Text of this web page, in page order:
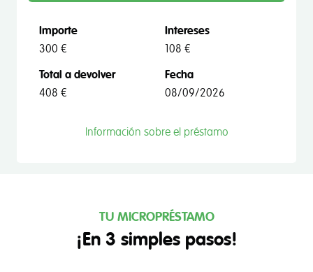
Importe
300 €
Intereses
108 €
Total a devolver
408 €
Fecha
08/09/2026
Información sobre el préstamo
TU MICROPRÉSTAMO
¡En 3 simples pasos!